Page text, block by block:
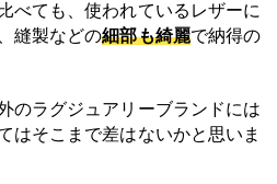
べても、使われているレザーに
縫製などの細部も綺麗で納得の
のラグジュアリーブランドには
はそこまで差はないかと思いま